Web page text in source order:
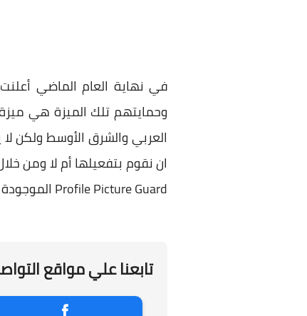
في نهاية العام الماضي
العربي والشرق الأوسط
ان نقوم بتفعيلها أم لا ومن
Profile Picture Guard الموجودة في فيسبوك .
تابعنا علي مواقع